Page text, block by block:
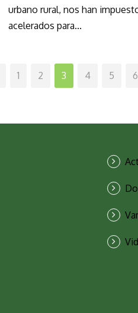
urbano rural, nos han
acelerados para...
1 2 3 4 5 6